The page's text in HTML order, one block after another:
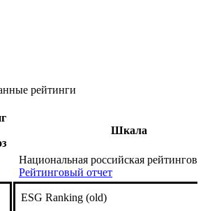
рейтинги
Шкала
Национальная российская
Рейтинговый отчет
ESG Ranking (old)